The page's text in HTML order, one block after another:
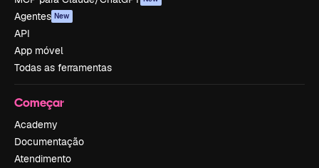
Agentes New
API
App móvel
Todas as ferramentas
Começar
Academy
Documentação
Atendimento